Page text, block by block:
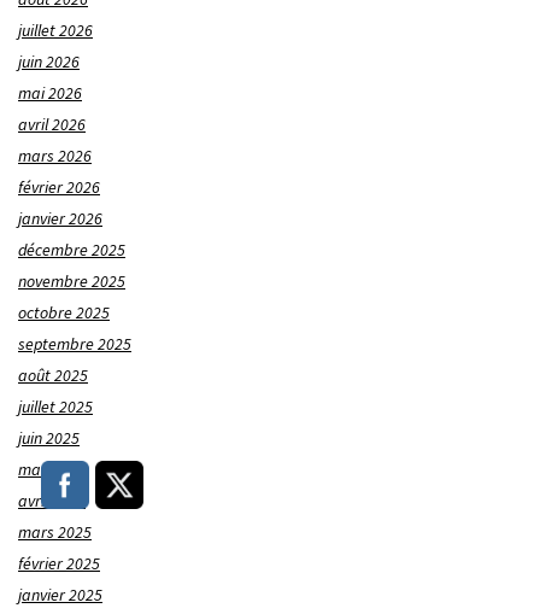
juillet 2026
juin 2026
mai 2026
avril 2026
mars 2026
février 2026
janvier 2026
décembre 2025
novembre 2025
octobre 2025
septembre 2025
août 2025
juillet 2025
juin 2025
mai 2025
avril 2025
mars 2025
février 2025
janvier 2025